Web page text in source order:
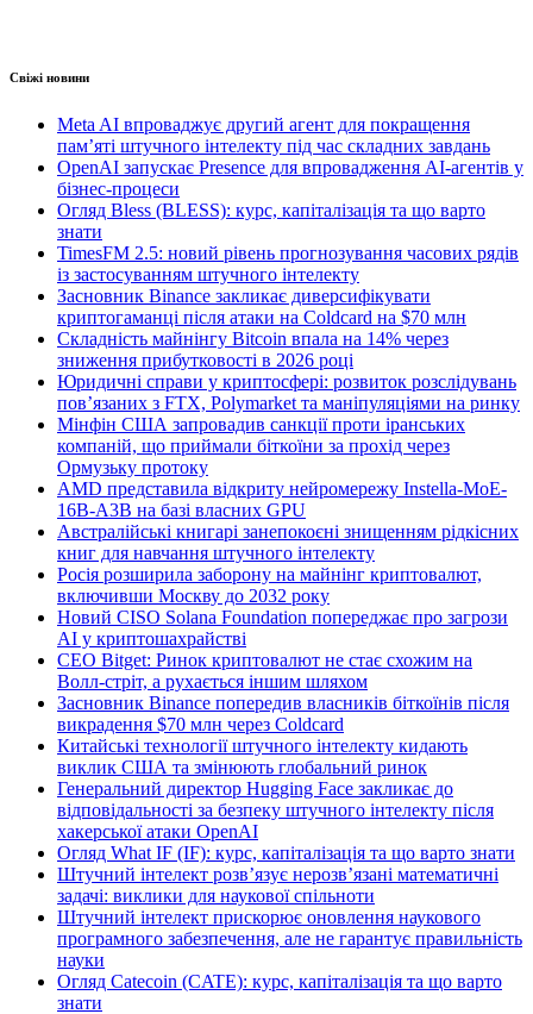
Свіжі новини
Meta AI впроваджує другий агент для покращення
пам’яті штучного інтелекту під час складних завдань
OpenAI запускає Presence для впровадження AI-агентів у
бізнес-процеси
Огляд Bless (BLESS): курс, капіталізація та що варто
знати
TimesFM 2.5: новий рівень прогнозування часових рядів
із застосуванням штучного інтелекту
Засновник Binance закликає диверсифікувати
криптогаманці після атаки на Coldcard на $70 млн
Складність майнінгу Bitcoin впала на 14% через
зниження прибутковості в 2026 році
Юридичні справи у криптосфері: розвиток розслідувань
пов’язаних з FTX, Polymarket та маніпуляціями на ринку
Мінфін США запровадив санкції проти іранських
компаній, що приймали біткоїни за прохід через
Ормузьку протоку
AMD представила відкриту нейромережу Instella-MoE-
16B-A3B на базі власних GPU
Австралійські книгарі занепокоєні знищенням рідкісних
книг для навчання штучного інтелекту
Росія розширила заборону на майнінг криптовалют,
включивши Москву до 2032 року
Новий CISO Solana Foundation попереджає про загрози
AI у криптошахрайстві
CEO Bitget: Ринок криптовалют не стає схожим на
Волл-стріт, а рухається іншим шляхом
Засновник Binance попередив власників біткоїнів після
викрадення $70 млн через Coldcard
Китайські технології штучного інтелекту кидають
виклик США та змінюють глобальний ринок
Генеральний директор Hugging Face закликає до
відповідальності за безпеку штучного інтелекту після
хакерської атаки OpenAI
Огляд What IF (IF): курс, капіталізація та що варто знати
Штучний інтелект розв’язує нерозв’язані математичні
задачі: виклики для наукової спільноти
Штучний інтелект прискорює оновлення наукового
програмного забезпечення, але не гарантує правильність
науки
Огляд Catecoin (CATE): курс, капіталізація та що варто
знати